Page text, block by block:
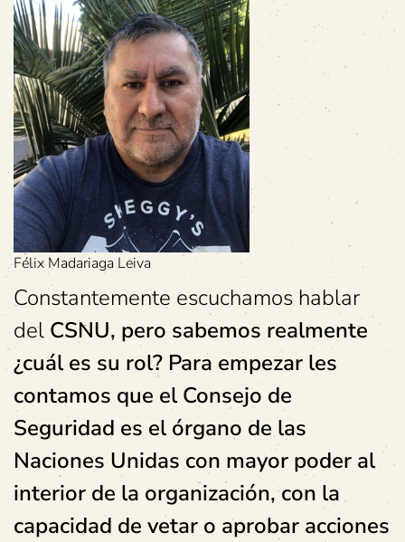
Félix Madariaga Leiva
Constantemente escuchamos hablar
del CSNU, pero sabemos realmente
¿cuál es su rol? Para empezar les
contamos que el Consejo de
Seguridad es el órgano de las
Naciones Unidas con mayor poder al
interior de la organización, con la
capacidad de vetar o aprobar acciones